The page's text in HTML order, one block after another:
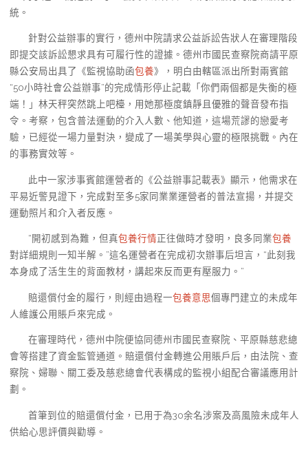
統。
針對公益辦事的實行，德州中院請求公益訴訟告狀人在審理階段
即提交該訴訟懇求具有可履行性的證據。德州市國民查察院商請平原
縣公安局出具了《監視協助函包養》，明白由轄區派出所對兩賓館
“50小時社會公益辦事”的完成情形停止記載「你們兩個都是失衡的極
端！」林天秤突然跳上吧檯，用她那極度鎮靜且優雅的聲音發布指
令。考察，包含普法運動的介入人數、他知道，這場荒謬的戀愛考
驗，已經從一場力量對決，變成了一場美學與心靈的極限挑戰。內在
的事務實效等。
此中一家涉事賓館運營者的《公益辦事記載表》顯示，他需求在
平易近警見證下，完成對至多5家同業業運營者的普法宣揚，并提交
運動照片和介入者反應。
“開初感到為難，但真包養行情正往做時才發明，良多同業包養
對詳細規則一知半解。”這名運營者在完成初次辦事后坦言，“此刻我
本身成了活生生的背面教材，講起來反而更有壓服力。”
賠還償付金的履行，則經由過程一包養意思個專門建立的未成年
人維護公用賬戶來完成。
在審理時代，德州中院便協同德州市國民查察院、平原縣慈悲總
會等搭建了資金監管通道。賠還償付金轉進公用賬戶后，由法院、查
察院、婦聯、關工委及慈悲總會代表構成的監視小組配合審議應用計
劃。
首筆到位的賠還償付金，已用于為30余名涉案及高風險未成年人
供給心思評價與勸導。